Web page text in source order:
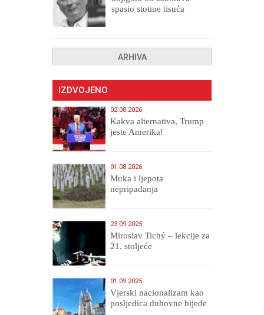
spasio stotine tisuća
ARHIVA
IZDVOJENO
02.08.2026
Kakva alternativa, Trump
jeste Amerika!
01.08.2026
Muka i ljepota
nepripadanja
23.09.2025
Miroslav Tichý – lekcije za
21. stoljeće
01.09.2025
​Vjerski nacionalizam kao
posljedica duhovne bijede